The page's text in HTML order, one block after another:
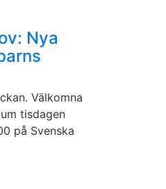
Nya
Välkomna
tisdagen
på Svenska